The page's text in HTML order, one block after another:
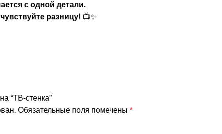
с одной детали.
разницу! 📺✨
“ТВ-стенка”
Обязательные поля помечены *